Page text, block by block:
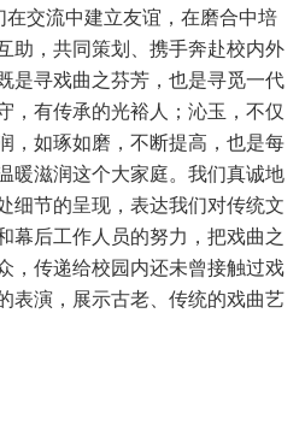
在交流中建立友谊，在磨合中培
助，共同策划、携手奔赴校内外
是寻戏曲之芬芳，也是寻觅一代
，有传承的光裕人；沁玉，不仅
，如琢如磨，不断提高，也是每
暖滋润这个大家庭。我们真诚地
细节的呈现，表达我们对传统文
幕后工作人员的努力，把戏曲之
，传递给校园内还未曾接触过戏
表演，展示古老、传统的戏曲艺